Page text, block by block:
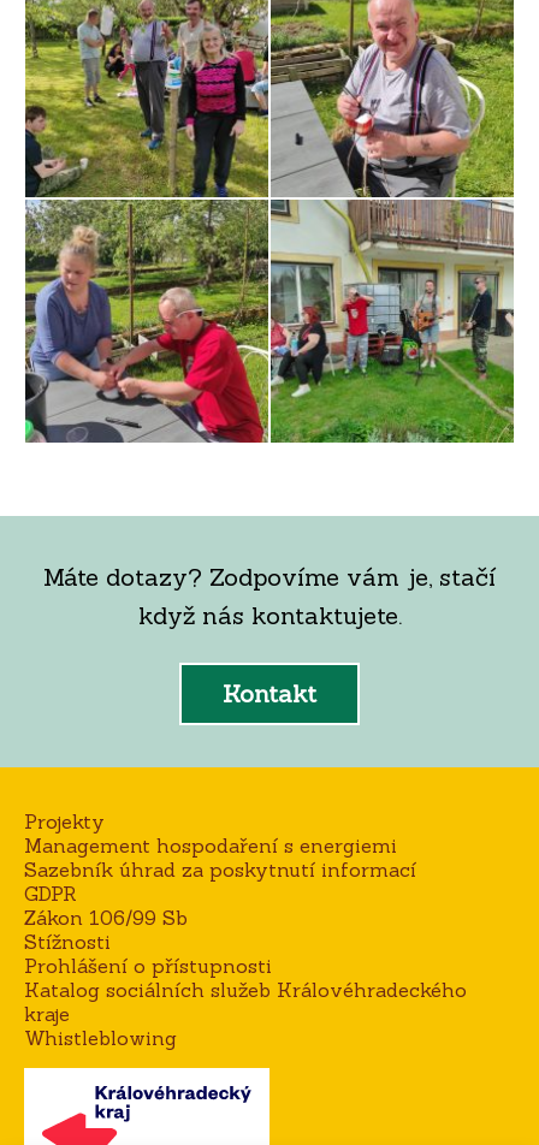
Máte dotazy? Zodpovíme vám je, stačí
když nás kontaktujete.
Kontakt
Projekty
Management hospodaření s energiemi
Sazebník úhrad za poskytnutí informací
GDPR
Zákon 106/99 Sb
Stížnosti
Prohlášení o přístupnosti
Katalog sociálních služeb Královéhradeckého
kraje
Whistleblowing